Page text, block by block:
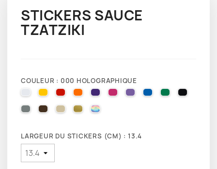
STICKERS SAUCE
TZATZIKI
COULEUR : 000 HOLOGRAPHIQUE
010 WHITE025 BRIMSTONE YELLOW
031 RED035 PASTEL ORANGE
040 VIOLET
041 PINK043 LAVENDER
051 GENTIAN BLUE
061 GREEN
070
071 GREY080 BROWN
082 BEIGE
091 GOLD000 HOLOGRAPHIQUE
LARGEUR DU STICKERS (CM) : 13.4